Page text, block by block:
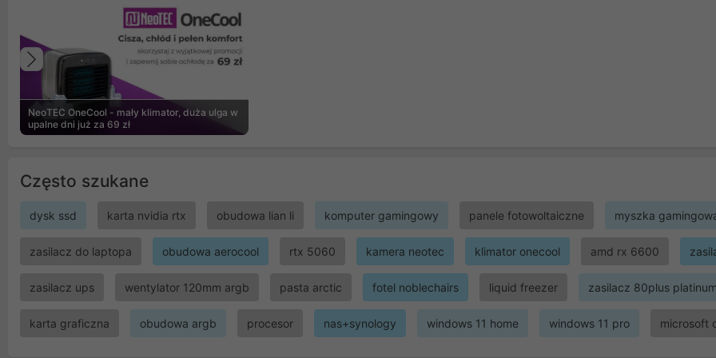
NeoTEC OneCool - mały klimator, duża ulga w
upalne dni już za 69 zł
Poprzedni
Często szukane
dysk ssd karta nvidia rtx obudowa lian li komputer gamingowy panele fotowoltaiczne myszka
zasilacz do laptopa obudowa aerocool rtx 5060 kamera neotec klimator onecool amd rx 6600
zasilacz ups wentylator 120mm argb pasta arctic fotel noblechairs liquid freezer zasilacz 80plus platinum
karta graficzna obudowa argb procesor nas+synology windows 11 home windows 11 pro microsoft